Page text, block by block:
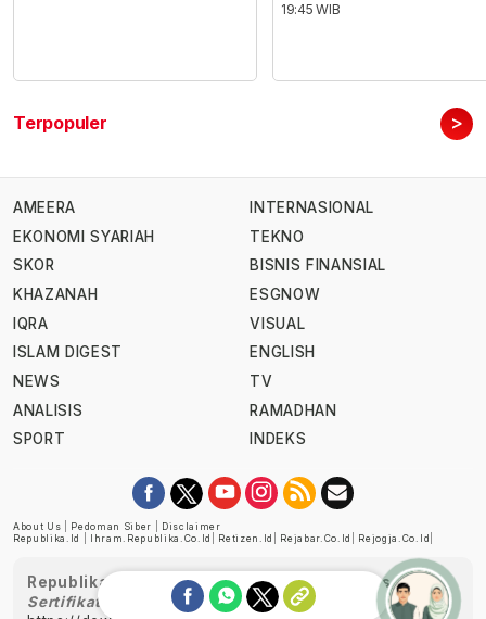
19:45 WIB
Terpopuler >
AMEERA
EKONOMI SYARIAH
SKOR
KHAZANAH
IQRA
ISLAM DIGEST
NEWS
ANALISIS
SPORT
INTERNASIONAL
TEKNO
BISNIS FINANSIAL
ESGNOW
VISUAL
ENGLISH
TV
RAMADHAN
INDEKS
About Us Pedoman Siber
Disclaimer
Republika.id
Ihram.republika.co.id Retizen.id Rejabar.co.id Rejogja.co.id
Republika telah diverifikasi oleh Dewan Pers
Sertifikat Nomor 1058/DP-Verifikasi/K/XII/2022